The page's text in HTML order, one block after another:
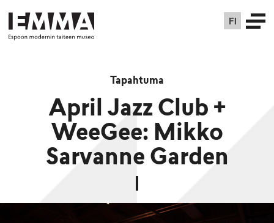
FI
Tapahtuma
April Jazz Club +
WeeGee: Mikko
Sarvanne Garden